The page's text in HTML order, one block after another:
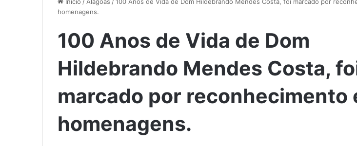
homenagens.
100 Anos de Vida de Dom
Hildebrando Mendes Costa,
marcado por reconhecimento
homenagens.